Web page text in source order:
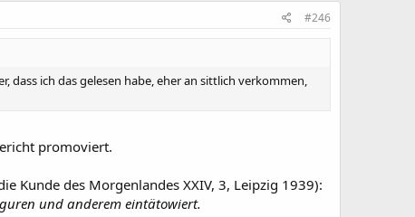
#246
dass ich das gelesen habe, eher an sittlich verkommen,
promoviert.
Kunde des Morgenlandes XXIV, 3, Leipzig 1939):
und anderem eintätowiert.